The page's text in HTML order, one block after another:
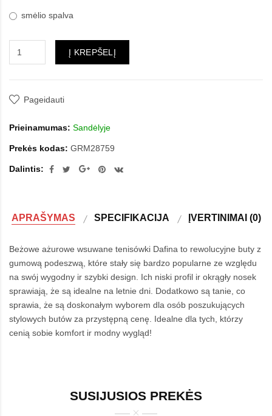
smėlio spalva
Į KREPŠELĮ
Pageidauti
Prieinamumas: Sandėlyje
Prekės kodas: GRM28759
Dalintis:
APRAŠYMAS SPECIFIKACIJA ĮVERTINIMAI (0)
Beżowe ażurowe wsuwane tenisówki Dafina to rewolucyjne buty z
gumową podeszwą, które stały się bardzo popularne ze względu
na swój wygodny ir szybki design. Ich niski profil ir okrągły nosek
sprawiają, że są idealne na letnie dni. Dodatkowo są tanie, co
sprawia, że są doskonałym wyborem dla osób poszukujących
stylowych butów za przystępną cenę. Idealne dla tych, którzy
cenią sobie komfort ir modny wygląd!
SUSIJUSIOS PREKĖS